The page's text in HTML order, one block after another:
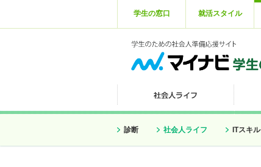
学生の窓口 就活スタイル
診断 社会人ライフ ITスキル